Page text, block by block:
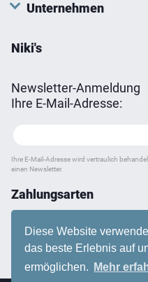
Diese Website
das beste Erlebnis auf
ermöglichen.
Mehr
Unternehmen
Niki's
Newsletter-Anmeldung
Ihre E-Mail-Adresse:
Ihre E-Mail-Adresse wird vertraulich
einen Newsletter.
Zahlungsarten